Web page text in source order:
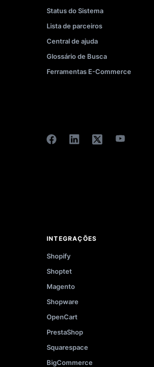
Status do Sistema
Lista de parceiros
Central de ajuda
Glossário de Busca
Ferramentas E-Commerce
INTEGRAÇÕES
Shopify
Shoptet
Magento
Shopware
OpenCart
PrestaShop
Squarespace
BigCommerce